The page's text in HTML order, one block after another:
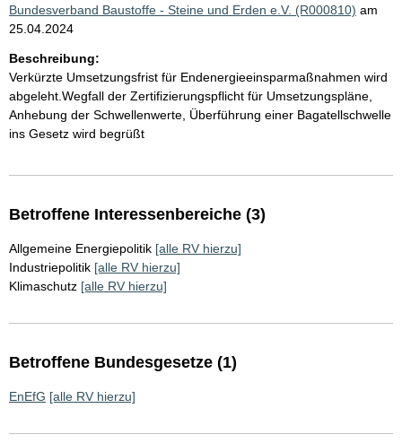
Bundesverband Baustoffe - Steine und Erden e.V. (R000810) am
25.04.2024
Beschreibung:
Verkürzte Umsetzungsfrist für Endenergieeinsparmaßnahmen wird
abgeleht.Wegfall der Zertifizierungspflicht für Umsetzungspläne,
Anhebung der Schwellenwerte, Überführung einer Bagatellschwelle
ins Gesetz wird begrüßt
Betroffene Interessenbereiche (3)
Allgemeine Energiepolitik [alle RV hierzu]
Industriepolitik [alle RV hierzu]
Klimaschutz [alle RV hierzu]
Betroffene Bundesgesetze (1)
EnEfG [alle RV hierzu]